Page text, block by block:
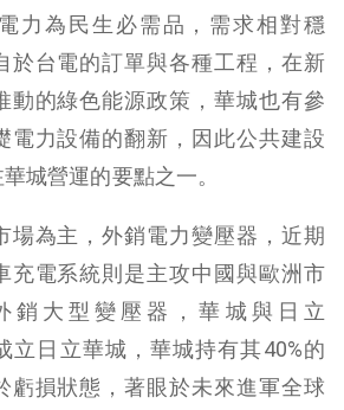
力為民生必需品，需求相對穩
於台電的訂單與各種工程，在新
動的綠色能源政策，華城也有參
電力設備的翻新，因此公共建設
城營運的要點之一。
場為主，外銷電力變壓器，近期
充電系統則是主攻中國與歐洲市
銷大型變壓器，華城與日立
立日立華城，華城持有其40%的
虧損狀態，著眼於未來進軍全球